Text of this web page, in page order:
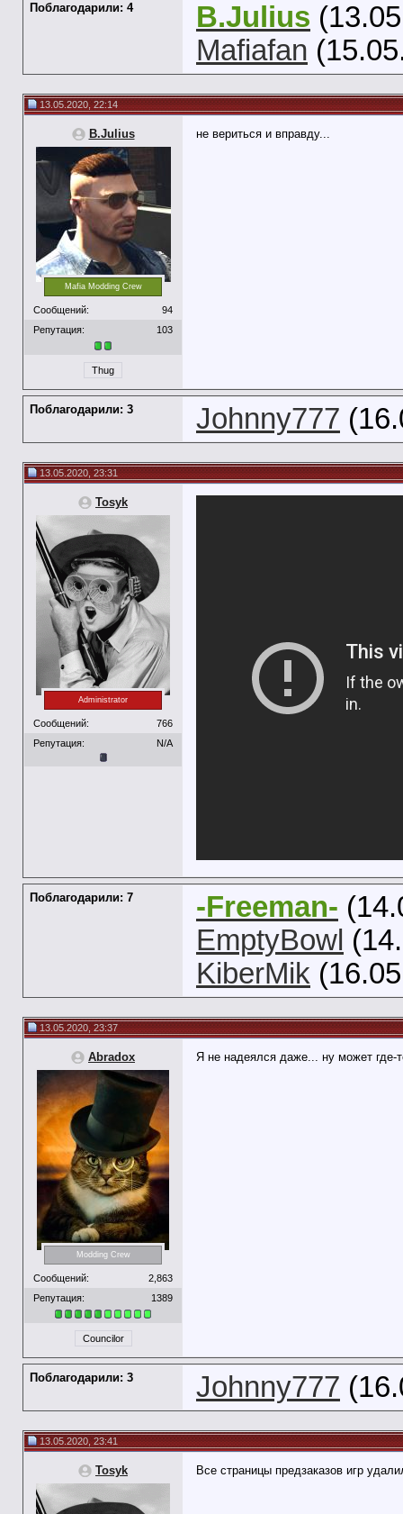
Поблагодарили: 4 B.Julius
Mafiafan
13.05.2020, 22:14
B.Julius
Mafia Modding Crew
Сообщений:
94
Репутация:
103
Thug
не вериться и вправду...
Поблагодарили: 3 Johnny777
13.05.2020, 23:31
Tosyk
Administrator
Сообщений:
766
Репутация:
N/A
Поблагодарили: 7 -Freeman-
EmptyBowl
KiberMik
13.05.2020, 23:37
Abradox
Modding Crew
Сообщений:
2,863
Репутация:
1389
Councilor
Я не надеялся даже... ну может где-
Поблагодарили: 3 Johnny777
13.05.2020, 23:41
Tosyk Все страницы предзаказов игр